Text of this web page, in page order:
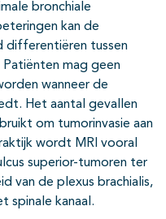
bronchiale
kan de
differentiëren tussen
mag geen
wanneer de
Het aantal gevallen
om tumorinvasie aan
wordt MRI vooral
superior-tumoren ter
van de plexus brachialis,
spinale kanaal.